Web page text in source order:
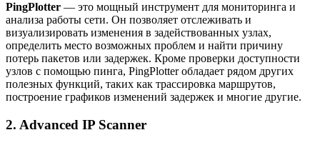
PingPlotter — это мощный инструмент для мониторинга и
анализа работы сети. Он позволяет отслеживать и
визуализировать изменения в задействованных узлах,
определить место возможных проблем и найти причину
потерь пакетов или задержек. Кроме проверки доступности
узлов с помощью пинга, PingPlotter обладает рядом других
полезных функций, таких как трассировка маршрутов,
построение графиков изменений задержек и многие другие.
2. Advanced IP Scanner